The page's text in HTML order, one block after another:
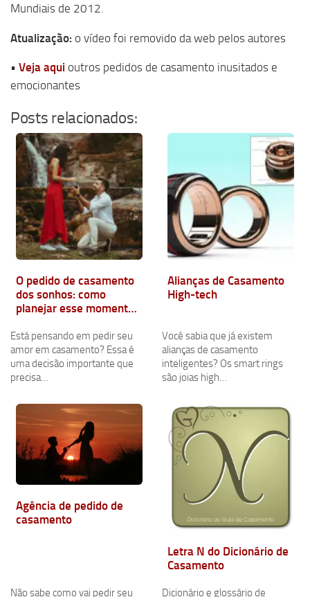
Mundiais de 2012.
Atualização: o vídeo foi removido da web pelos autores
• Veja aqui outros pedidos de casamento inusitados e
emocionantes
Posts relacionados:
O pedido de casamento
dos sonhos: como
planejar esse momento
Está pensando em pedir seu
amor em casamento? Essa é
uma decisão importante que
precisa…
Alianças de Casamento
High-tech
Você sabia que já existem
alianças de casamento
inteligentes? Os smart rings
são joias high…
Agência de pedido de
casamento
Não sabe como vai pedir seu
Letra N do Dicionário de
Casamento
Dicionário e glossário de